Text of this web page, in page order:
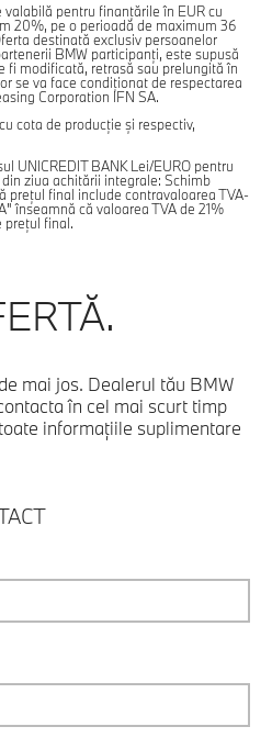
pentru finanțările în EUR cu
20%, pe o perioadă de maximum 36
destinată exclusiv persoanelor
BMW participanţi, este supusă
fi modificată, retrasă sau prelungită în
se va face condiţionat de respectarea
Corporation IFN SA.
cota de producție și respectiv,
UNICREDIT BANK Lei/EURO pentru
ziua achitării integrale: Schimb
prețul final include contravaloarea TVA-
înseamnă că valoarea TVA de 21%
prețul final.
mai jos. Dealerul tău BMW
în cel mai scurt timp
informaţiile suplimentare